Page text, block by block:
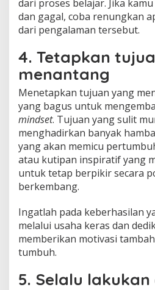
dari proses belajar. Jika
dan gagal, coba renungkan
dari pengalaman tersebut.
4. Tetapkan
menantang
Menetapkan tujuan yang
yang bagus untuk
mindset. Tujuan yang sulit
menghadirkan banyak
yang akan memicu
atau kutipan inspiratif yang
untuk tetap berpikir secara
berkembang.
Ingatlah pada keberhasilan
melalui usaha keras dan
memberikan motivasi
tumbuh.
5. Selalu